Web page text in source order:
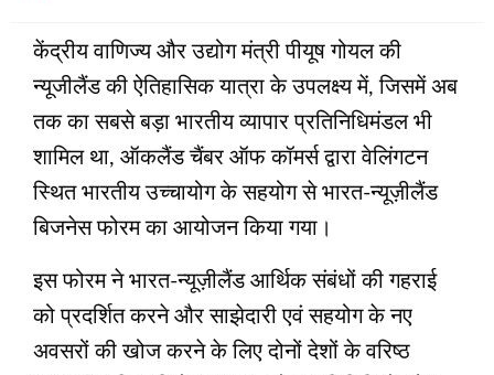
केंद्रीय वाणिज्य और उद्योग मंत्री पीयूष गोयल की
न्यूजीलैंड की ऐतिहासिक यात्रा के उपलक्ष्य में, जिसमें अब
तक का सबसे बड़ा भारतीय व्यापार प्रतिनिधिमंडल भी
शामिल था, ऑकलैंड चैंबर ऑफ कॉमर्स द्वारा वेलिंगटन
स्थित भारतीय उच्चायोग के सहयोग से भारत-न्यूज़ीलैंड
बिजनेस फोरम का आयोजन किया गया।
इस फोरम ने भारत-न्यूज़ीलैंड आर्थिक संबंधों की गहराई
को प्रदर्शित करने और साझेदारी एवं सहयोग के नए
अवसरों की खोज करने के लिए दोनों देशों के वरिष्ठ